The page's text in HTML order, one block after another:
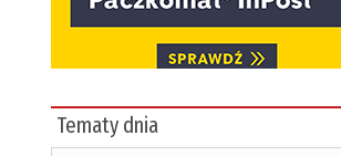
Tematy dnia